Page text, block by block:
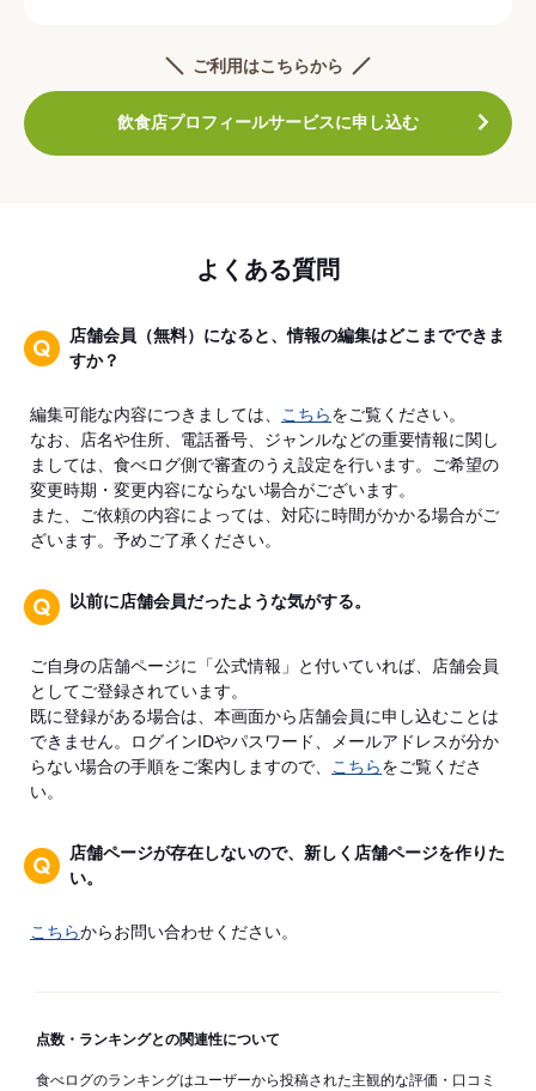
ご利用はこちらから
飲食店プロフィールサービスに申し込む
よくある質問
店舗会員（無料）になると、情報の編集はどこまでできま
すか？
編集可能な内容につきましては、 こちらをご覧ください。
なお、店名や住所、電話番号、ジャンルなどの重要情報に関し
ましては、食べログ側で審査のうえ設定を行います。ご希望の
変更時期・変更内容にならない場合がございます。
また、ご依頼の内容によっては、対応に時間がかかる場合がご
ざいます。予めご了承ください。
以前に店舗会員だったような気がする。
ご自身の店舗ページに「公式情報」と付いていれば、店舗会員
としてご登録されています。
既に登録がある場合は、本画面から店舗会員に申し込むことは
できません。ログインIDやパスワード、メールアドレスが分か
らない場合の手順をご案内しますので、
こちらをご覧くださ
い。
店舗ページが存在しないので、新しく店舗ページを作りた
い。
こちらからお問い合わせください。
点数・ランキングとの関連性について
食べログのランキングはユーザーから投稿された主観的な評価・口コミ